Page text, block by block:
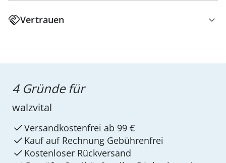
Vertrauen
4 Gründe für
walzvital
Versandkostenfrei ab 99 €
Kauf auf Rechnung Gebührenfrei
Kostenloser Rückversand